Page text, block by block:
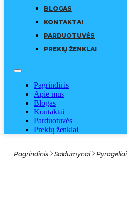
BLOGAS
KONTAKTAI
PARDUOTUVĖS
PREKIŲ ŽENKLAI
Pagrindinis
Apie mus
Blogas
Kontaktai
Parduotuvės
Prekių ženklai
Pagrindinis Saldumynai Pyragėliai